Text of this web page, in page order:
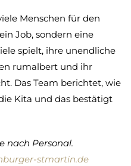
Menschen für den
Job, sondern eine
spielt, ihre unendliche
rumalbert und ihr
Das Team berichtet, wie
Kita und das bestätigt
nach Personal.
stmartin.de